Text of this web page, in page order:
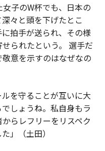
子のW杯でも、日本の
々と頭を下げたとこ
拍手が送られ、その様
られたという。 選手だ
意を示すのはなぜなの
ルを守ることが互いに大
しょうね。私自身もラ
らレフリーをリスペク
」（土田）